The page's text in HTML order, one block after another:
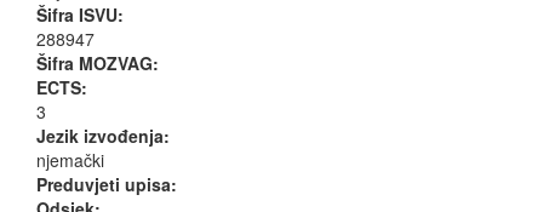
Šifra ISVU:
288947
Šifra MOZVAG:
ECTS:
3
Jezik izvođenja:
njemački
Preduvjeti upisa: